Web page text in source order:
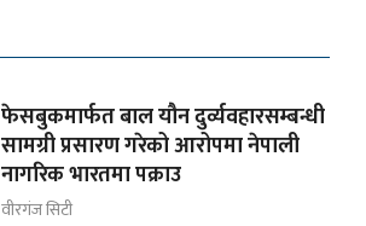
फेसबुकमार्फत बाल यौन दुर्व्यवहारसम्बन्धी
सामग्री प्रसारण गरेको आरोपमा नेपाली
नागरिक भारतमा पक्राउ
वीरगंज सिटी